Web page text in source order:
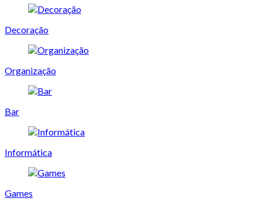
Decoração
Organização
Bar
Informática
Games